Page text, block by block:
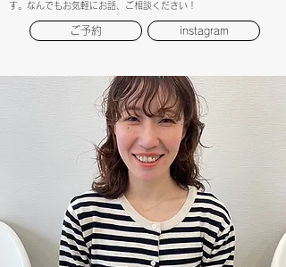
す。なんでもお気軽にお話、ご相談ください！
ご予約 instagram